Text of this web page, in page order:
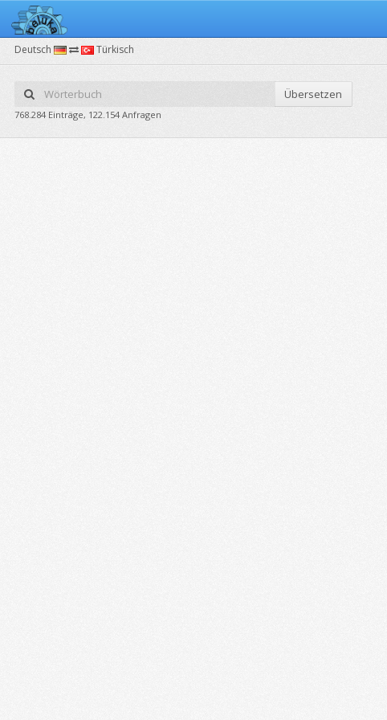
Deutsch Türkisch
Übersetzen
768.284 Einträge, 122.154 Anfragen